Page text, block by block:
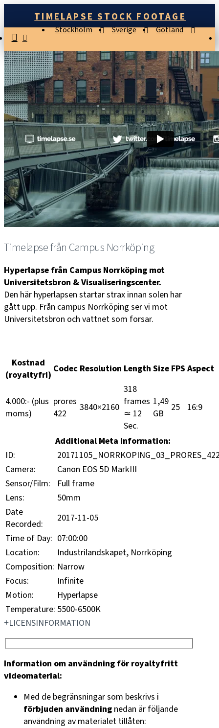
TIMELAPSE STOCK FOOTAGE
Stockholm Sverige Gotland
Timelapse från Campus Norrköping
Hyperlapse från Campus Norrköping mot
Universitetsbron & Visualiseringscenter.
Den här hyperlapsen startar strax innan solen har
gått upp. Från campus Norrköping ser vi mot
Universitetsbron och vattnet som forsar.
Kostnad
(royaltyfri)
Codec Resolution Length Size FPS Aspect
4.000:- (plus
moms)
prores
422
3840×2160
318
frames
≃ 12
Sec.
1,49
GB
25 16:9
Additional Meta Information:
ID:
Camera:
Canon EOS 5D MarkIII
Sensor/Film:
Full frame
Lens:
50mm
Date
Recorded:
2017-11-05
Time of Day: 07:00:00
Location:
Industrilandskapet, Norrköping
Composition: Narrow
Focus:
Infinite
Motion:
Hyperlapse
Temperature: 5500-6500K
LICENSINFORMATION
Information om användning för royaltyfritt
videomaterial:
Med de begränsningar som beskrivs i
förbjuden användning nedan är följande
användning av materialet tillåten: